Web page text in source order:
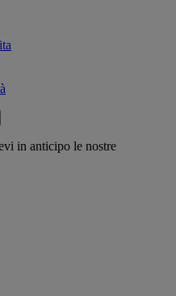
in anticipo le nostre